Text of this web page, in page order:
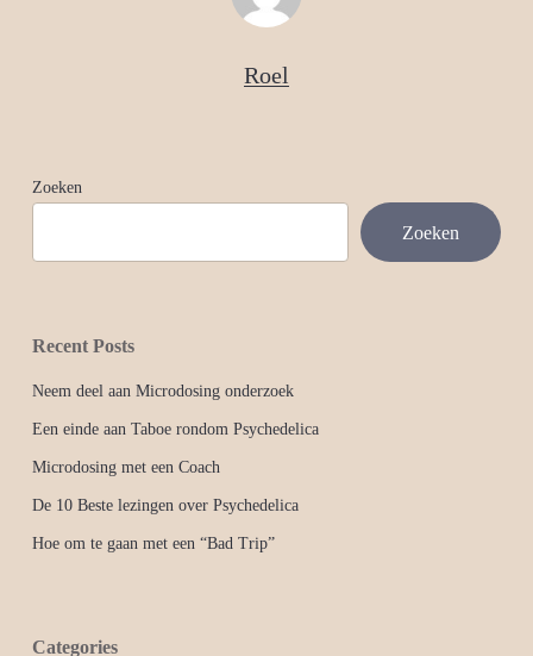
Roel
Zoeken
Zoeken
Recent Posts
Neem deel aan Microdosing onderzoek
Een einde aan Taboe rondom Psychedelica
Microdosing met een Coach
De 10 Beste lezingen over Psychedelica
Hoe om te gaan met een “Bad Trip”
Categories